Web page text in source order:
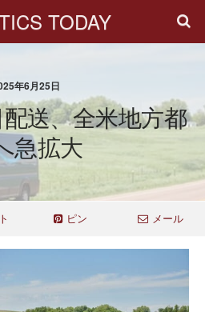
TODAY
年6月25日
送、全米地方都
急拡大
ピン メール